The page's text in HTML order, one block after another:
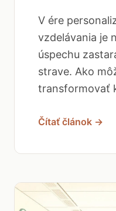
V ére
vzdelávania je
úspechu
strave. Ako
transformovať
Čítať článok →